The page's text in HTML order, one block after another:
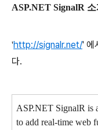
ASP.NET SignalR 소
'http://signalr.net/' 에
다.
ASP.NET SignalR is
to add real-time web